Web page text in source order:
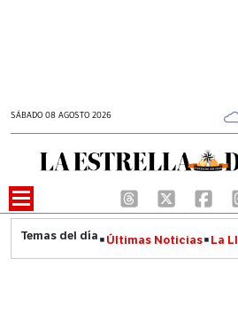
SÁBADO 08 AGOSTO 2026
Últimas Noticias La